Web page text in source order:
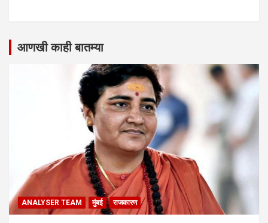
आणखी काही बातम्या
ANALYSER TEAM मुंबई राजकारण